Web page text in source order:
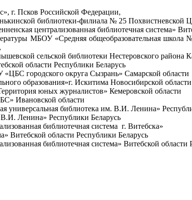
г. Псков Российской Федерации,
библиотеки-филиала № 25 Похвистневской
централизованная библиотечная система»
МБОУ «Средняя общеобразовательная
сельской библиотеки Нестеровского района
области Республики Беларусь
городского округа Сызрань» Самарской области
образования»г. Искитима Новосибирской
юных журналистов» Кемеровской области
Ивановской области
универсальная библиотека им. В.И. Ленина»
В.И. Ленина» Республики Беларусь
библиотечная система г. Витебска»
Витебской области Республики Беларусь
библиотечная система» Витебской области